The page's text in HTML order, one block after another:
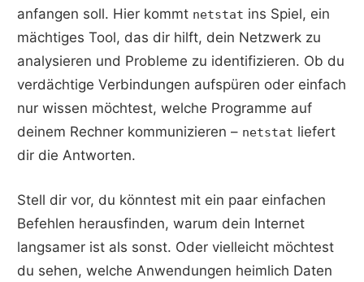
anfangen soll. Hier kommt netstat ins Spiel, ein
mächtiges Tool, das dir hilft, dein Netzwerk zu
analysieren und Probleme zu identifizieren. Ob du
verdächtige Verbindungen aufspüren oder einfach
nur wissen möchtest, welche Programme auf
deinem Rechner kommunizieren – netstat liefert
dir die Antworten.
Stell dir vor, du könntest mit ein paar einfachen
Befehlen herausfinden, warum dein Internet
langsamer ist als sonst. Oder vielleicht möchtest
du sehen, welche Anwendungen heimlich Daten